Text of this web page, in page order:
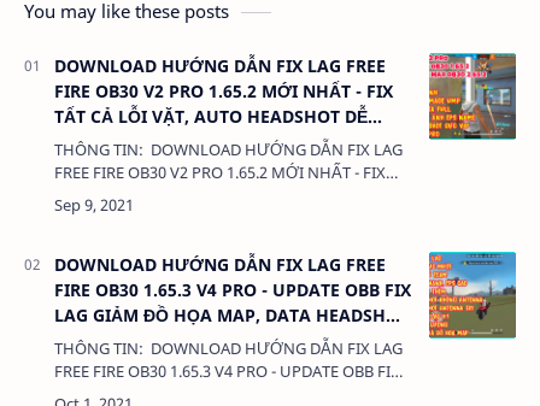
You may like these posts
DOWNLOAD HƯỚNG DẪN FIX LAG FREE
FIRE OB30 V2 PRO 1.65.2 MỚI NHẤT - FIX
TẤT CẢ LỖI VẶT, AUTO HEADSHOT DỄ
DÀNG
THÔNG TIN: DOWNLOAD HƯỚNG DẪN FIX LAG
FREE FIRE OB30 V2 PRO 1.65.2 MỚI NHẤT - FIX
TẤT CẢ LỖI VẶT, AUTO HEADSHOT DỄ DÀNG 380
DOWNLOAD HƯỚNG DẪN FIX LAG FREE
FIRE OB30 1.65.3 V4 PRO - UPDATE OBB FIX
LAG GIẢM ĐỒ HỌA MAP, DATA HEADSHOT
KHÔNG ANTENNA
THÔNG TIN: DOWNLOAD HƯỚNG DẪN FIX LAG
FREE FIRE OB30 1.65.3 V4 PRO - UPDATE OBB FIX
LAG GIẢM ĐỒ HỌA MAP, DATA HEADSHOT